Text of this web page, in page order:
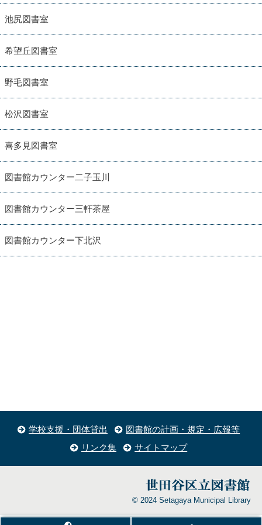
池尻図書室
希望丘図書室
野毛図書室
松沢図書室
喜多見図書室
図書館カウンター二子玉川
図書館カウンター三軒茶屋
図書館カウンター下北沢
学校支援・団体貸出
図書館の計画・規定・広報等
リンク集
サイトマップ
© 2024 Setagaya Municipal Library